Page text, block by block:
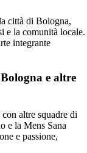
città di Bologna,
e la comunità locale.
integrante
e altre
altre squadre di
e la Mens Sana
e passione,